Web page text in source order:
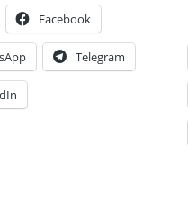
Facebook
Telegram